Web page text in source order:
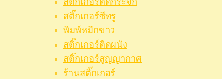
สติ๊กเกอร์ซีทรู
พิมพ์หมึกขาว
สติ๊กเกอร์ติดผนัง
สติ๊กเกอร์สูญญากาศ
ร้านสติ๊กเกอร์